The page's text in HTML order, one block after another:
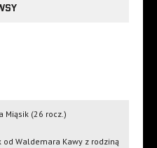
Miąsik (26 rocz.)
od Waldemara Kawy z rodziną